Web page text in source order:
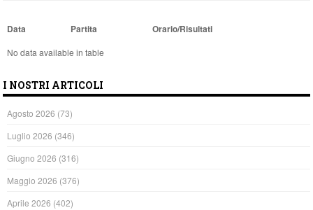
Data Partita Orario/Risultati
No data available in table
I NOSTRI ARTICOLI
Agosto 2026 (73)
Luglio 2026 (346)
Giugno 2026 (316)
Maggio 2026 (376)
Aprile 2026 (402)